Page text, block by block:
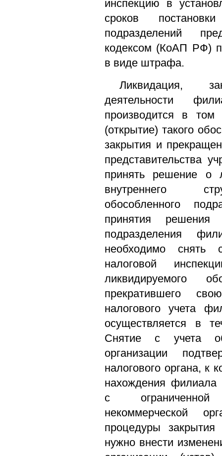
инспекцию в
сроков
подразделений
кодексом (КоАП РФ)
в виде штрафа.
Ликвидация,
деятельности
производится в
(открытие) такого
закрытия и
представительства
принять решение о
внутреннего
обособленного
принятия решения
подразделения
необходимо снять
налоговой
ликвидируемого
прекратившего
налогового учета
осуществляется в
Снятие с учета
организации
налогового органа, к
нахождения филиала
с ограниченной
некоммерческой
процедуры закрытия
нужно внести